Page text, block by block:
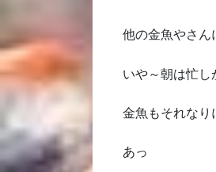
他の金魚やさん
いや～朝は忙し
金魚もそれな
あっ